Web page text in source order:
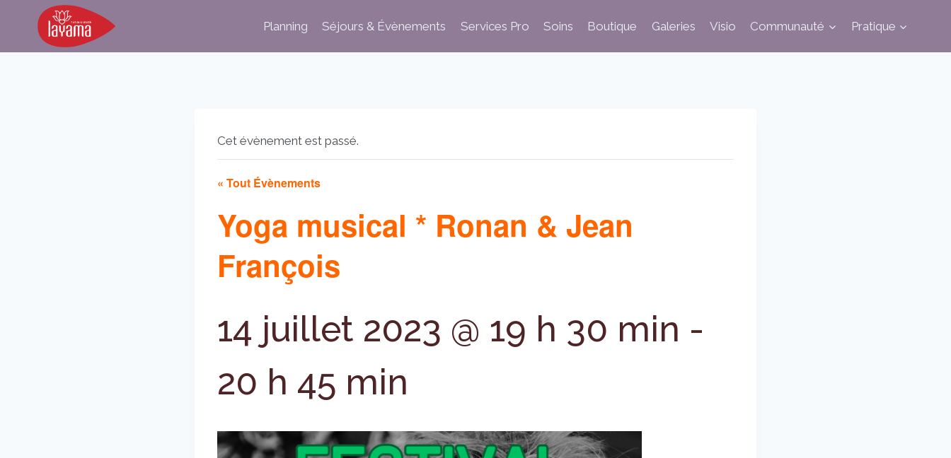
Planning Séjours & Évènements Services Pro Soins Boutique Galeries Visio Communauté Pratique
Cet évènement est passé.
« Tout Évènements
Yoga musical * Ronan & Jean
François
14 juillet 2023 @ 19 h 30 min -
20 h 45 min